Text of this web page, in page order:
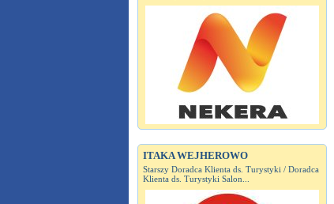
ITAKA WEJHEROWO
Starszy Doradca Klienta ds. Turystyki / Doradca
Klienta ds. Turystyki Salon...